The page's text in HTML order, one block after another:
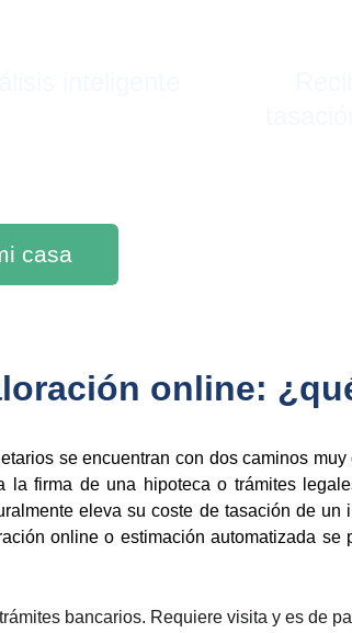
casa
online:
se encuentran con dos caminos
la firma de una hipoteca o trámites
eleva su coste de tasación de
online o estimación automatizada
bancarios. Requiere visita y es de